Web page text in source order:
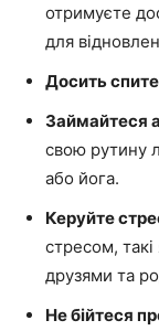
отримуєте
для
Досить
Займайтеся
свою рутину
або йога.
Керуйте
стресом,
друзями та
Не бійтеся